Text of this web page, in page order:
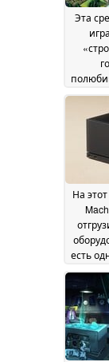
Эта
Steam
%
На
есть